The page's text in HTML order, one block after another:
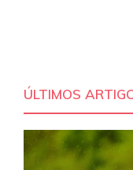
ÚLTIMOS